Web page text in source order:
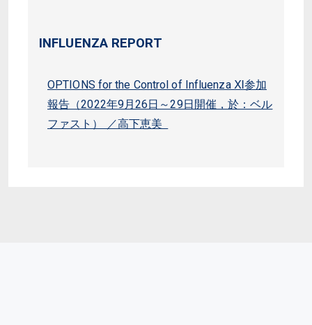
INFLUENZA REPORT
OPTIONS for the Control of Influenza Ⅺ参加
報告（2022年9月26日～29日開催，於：ベル
ファスト） ／高下恵美